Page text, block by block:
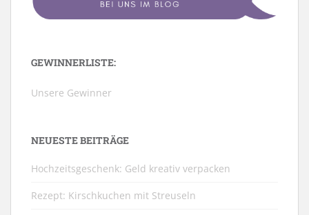
GEWINNERLISTE:
Unsere Gewinner
NEUESTE BEITRÄGE
Hochzeitsgeschenk: Geld kreativ verpacken
Rezept: Kirschkuchen mit Streuseln